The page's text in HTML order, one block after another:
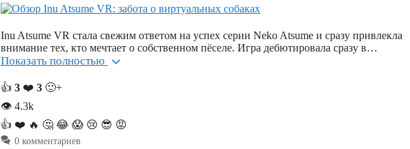
Inu Atsume VR стала свежим ответом на успех серии Neko Atsume и сразу привлекла
внимание тех, кто мечтает о собственном пёселе. Игра дебютировала сразу в…
Показать полностью
👍 3 ❤️ 3 🙂+
👁 4.3k
👍 ❤️ 🔥 🤔 😂 😱 😢 😎 😡
0 комментариев